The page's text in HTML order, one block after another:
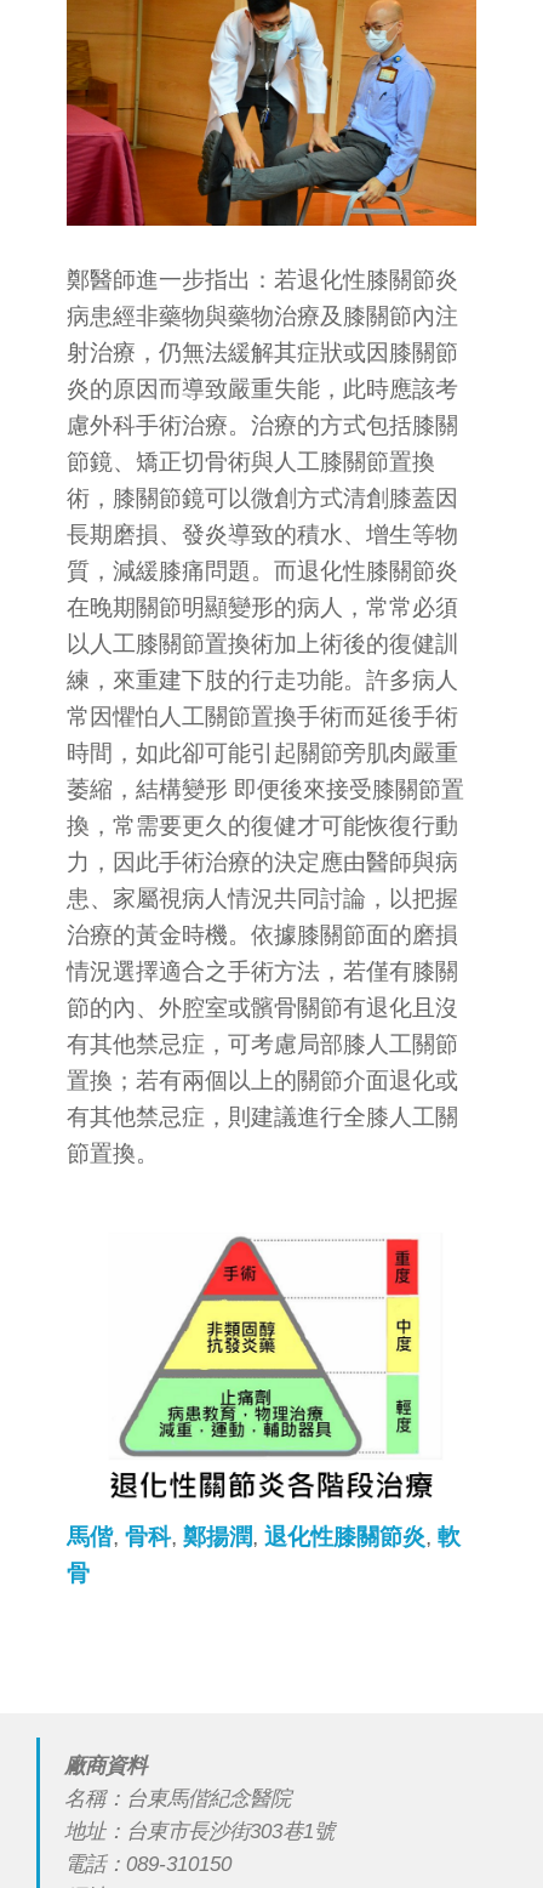
鄭醫師進一步指出：若退化性膝關節炎
病患經非藥物與藥物治療及膝關節內注
射治療，仍無法緩解其症狀或因膝關節
炎的原因而導致嚴重失能，此時應該考
慮外科手術治療。治療的方式包括膝關
節鏡、矯正切骨術與人工膝關節置換
術，膝關節鏡可以微創方式清創膝蓋因
長期磨損、發炎導致的積水、增生等物
質，減緩膝痛問題。而退化性膝關節炎
在晚期關節明顯變形的病人，常常必須
以人工膝關節置換術加上術後的復健訓
練，來重建下肢的行走功能。許多病人
常因懼怕人工關節置換手術而延後手術
時間，如此卻可能引起關節旁肌肉嚴重
萎縮，結構變形 即便後來接受膝關節置
換，常需要更久的復健才可能恢復行動
力，因此手術治療的決定應由醫師與病
患、家屬視病人情況共同討論，以把握
治療的黃金時機。依據膝關節面的磨損
情況選擇適合之手術方法，若僅有膝關
節的內、外腔室或髕骨關節有退化且沒
有其他禁忌症，可考慮局部膝人工關節
置換；若有兩個以上的關節介面退化或
有其他禁忌症，則建議進行全膝人工關
節置換。
馬偕, 骨科, 鄭揚潤, 退化性膝關節炎, 軟
骨
廠商資料
名稱：台東馬偕紀念醫院
地址：台東市長沙街303巷1號
電話：089-310150